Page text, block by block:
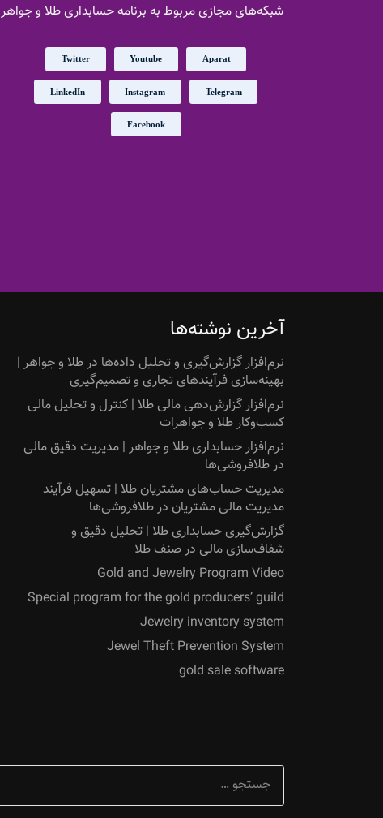
شبکه‌های مجازی مربوط به برنامه حسابداری طلا و جواهر
Aparat
Youtube
Twitter
Telegram
Instagram
LinkedIn
Facebook
آخرین نوشته‌ها
نرم‌افزار گزارش‌گیری و تحلیل داده‌ها در طلا و جواهر |
بهینه‌سازی فرآیندهای تجاری و تصمیم‌گیری
نرم‌افزار گزارش‌دهی مالی طلا | کنترل و تحلیل مالی
کسب‌وکار طلا و جواهرات
نرم‌افزار حسابداری طلا و جواهر | مدیریت دقیق مالی
در طلافروشی‌ها
مدیریت حساب‌های مشتریان طلا | تسهیل فرآیند
مدیریت مالی مشتریان در طلافروشی‌ها
گزارش‌گیری حسابداری طلا | تحلیل دقیق و
شفاف‌سازی مالی در صنف طلا
Gold and Jewelry Program Video
Special program for the gold producers’ guild
Jewelry inventory system
Jewel Theft Prevention System
gold sale software
جستجو
برای: